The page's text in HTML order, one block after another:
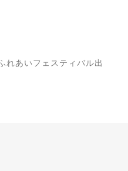
れあいフェスティバル出